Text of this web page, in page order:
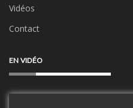
Vidéos
Contact
EN VIDÉO